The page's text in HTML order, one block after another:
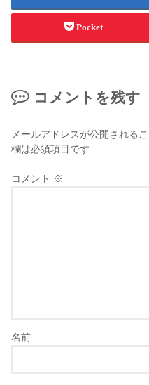
Pocket
コメントを残す
メールアドレスが公開されるこ
欄は必須項目です
コメント ※
名前